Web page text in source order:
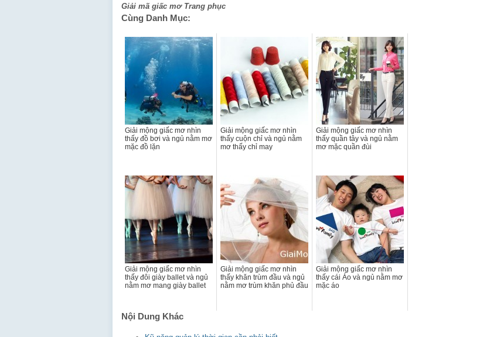
Giải mã giấc mơ Trang phục
Cùng Danh Mục:
Giải mộng giấc mơ nhìn
thấy đồ bơi và ngủ nằm mơ
mặc đồ lặn
Giải mộng giấc mơ nhìn
thấy cuộn chỉ và ngủ nằm
mơ thấy chỉ may
Giải mộng giấc mơ nhìn
thấy quần tây và ngủ nằm
mơ mặc quần đùi
Giải mộng giấc mơ nhìn
thấy đôi giày ballet và ngủ
nằm mơ mang giày ballet
Giải mộng giấc mơ nhìn
thấy khăn trùm đầu và ngủ
nằm mơ trùm khăn phủ đầu
Giải mộng giấc mơ nhìn
thấy cái Áo và ngủ nằm mơ
mặc áo
Nội Dung Khác